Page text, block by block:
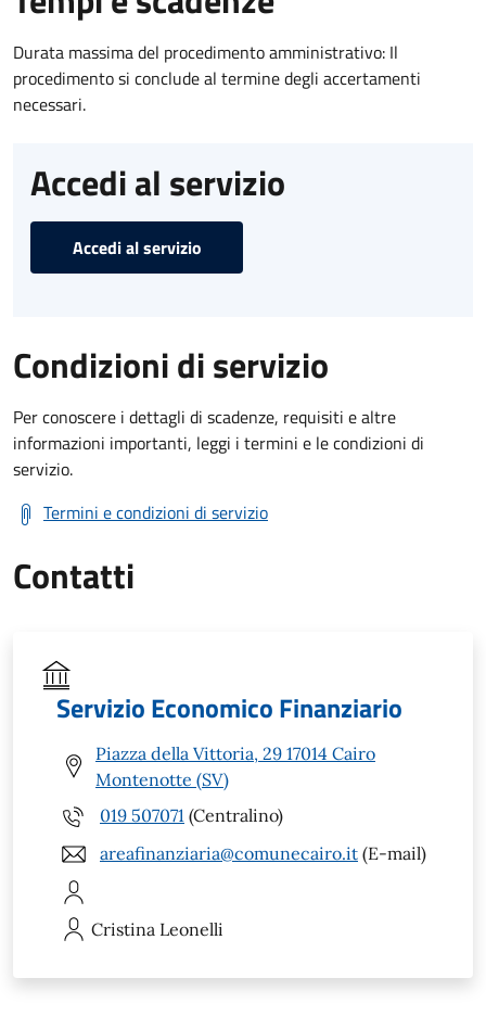
Durata massima del procedimento amministrativo: Il
procedimento si conclude al termine degli accertamenti
necessari.
Accedi al servizio
Accedi al servizio
Condizioni di servizio
Per conoscere i dettagli di scadenze, requisiti e altre
informazioni importanti, leggi i termini e le condizioni di
servizio.
Termini e condizioni di servizio
Contatti
Servizio Economico Finanziario
Piazza della Vittoria, 29 17014 Cairo
Montenotte (SV)
019 507071 (Centralino)
areafinanziaria@comunecairo.it (E-mail)
Cristina Leonelli